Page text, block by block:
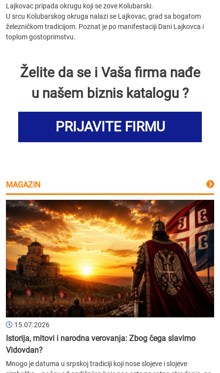
Lajkovac pripada okrugu koji se zove Kolubarski.
U srcu Kolubarskog okruga nalazi se Lajkovac, grad sa bogatom
železničkom tradicijom. Poznat je po manifestaciji Dani Lajkovca i
toplom gostoprimstvu.
Želite da se i Vaša firma nađe
u našem biznis katalogu ?
PRIJAVITE FIRMU
MAGAZIN
15.07.2026
Istorija, mitovi i narodna verovanja: Zbog čega slavimo
Vidovdan?
Mnogo je datuma u srpskoj tradiciji koji nose slojeve i slojeve